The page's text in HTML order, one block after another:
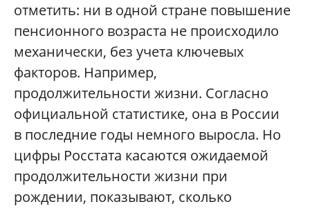
отметить: ни в одной стране повышение
пенсионного возраста не происходило
механически, без учета ключевых
факторов. Например,
продолжительности жизни. Согласно
официальной статистике, она в России
в последние годы немного выросла. Но
цифры Росстата касаются ожидаемой
продолжительности жизни при
рождении, показывают, сколько